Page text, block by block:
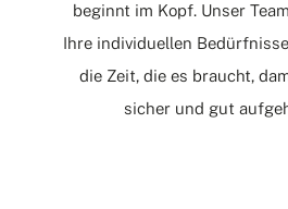
beginnt im Kopf. Unser
Ihre individuellen
die Zeit, die es braucht,
sicher und gut